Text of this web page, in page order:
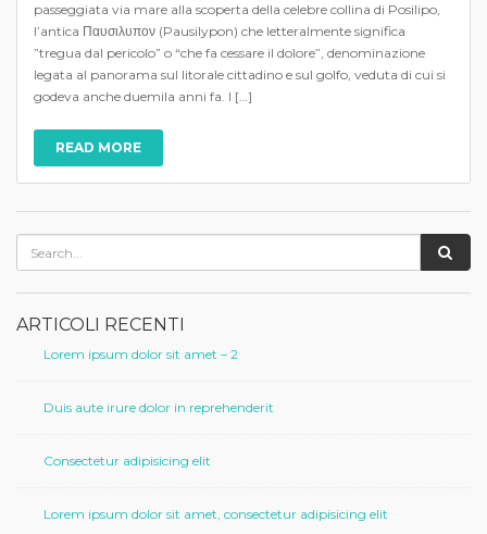
passeggiata via mare alla scoperta della celebre collina di Posilipo,
l’antica Παυσιλυπον (Pausilypon) che letteralmente significa
”tregua dal pericolo” o “che fa cessare il dolore”, denominazione
legata al panorama sul litorale cittadino e sul golfo, veduta di cui si
godeva anche duemila anni fa. I […]
READ MORE
ARTICOLI RECENTI
Lorem ipsum dolor sit amet – 2
Duis aute irure dolor in reprehenderit
Consectetur adipisicing elit
Lorem ipsum dolor sit amet, consectetur adipisicing elit